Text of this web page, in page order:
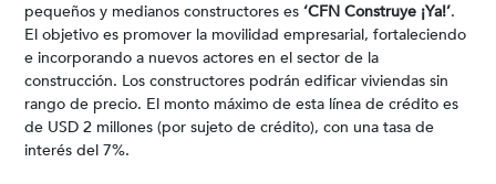
pequeños y medianos constructores es‘CFN Construye ¡Ya!’.
El objetivo es promover la movilidad empresarial, fortaleciendo
e incorporando a nuevos actores en el sector de la
construcción. Los constructores podrán edificar viviendas sin
rango de precio. El monto máximo de esta línea de crédito es
de USD 2 millones (por sujeto de crédito), con una tasa de
interés del 7%.